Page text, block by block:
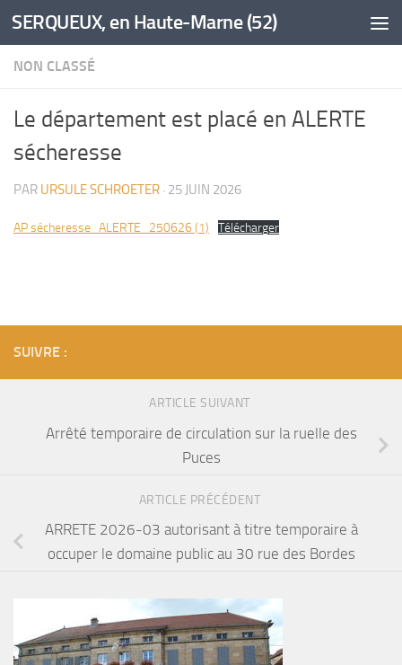
Skip to content
SERQUEUX, en Haute-Marne (52)
NON CLASSÉ
Le département est placé en ALERTE
sécheresse
PAR URSULE SCHROETER · 25 JUIN 2026
AP sécheresse_ALERTE_250626 (1) Télécharger
SUIVRE :
ARTICLE SUIVANT
Arrêté temporaire de circulation sur la ruelle des
Puces
ARTICLE PRÉCÉDENT
ARRETE 2026-03 autorisant à titre temporaire à
occuper le domaine public au 30 rue des Bordes